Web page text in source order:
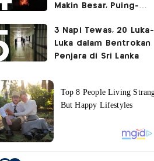
Makin Besar, Puing-
3 Napi Tewas, 20 Luka-
Luka dalam Bentrokan
Penjara di Sri Lanka